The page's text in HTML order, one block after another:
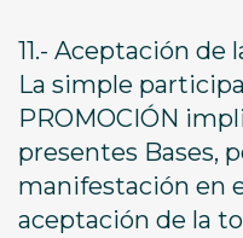
11.- Aceptación de
La simple
PROMOCIÓN
presentes Bases,
manifestación en
aceptación de la